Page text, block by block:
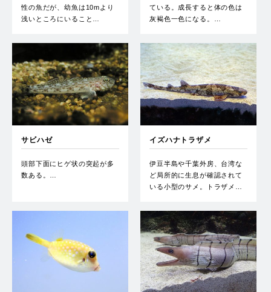
性の魚だが、幼魚は10mより
浅いところにいること…
ている。成長すると体の色は
灰褐色一色になる。…
サビハゼ
頭部下面にヒゲ状の突起が多
数ある。…
イズハナトラザメ
伊豆半島や千葉外房、台湾な
ど局所的に生息が確認されて
いる小型のサメ。トラザメ…